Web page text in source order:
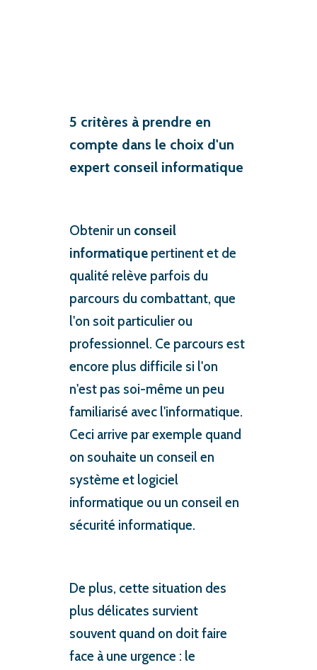
5 critères à prendre en
compte dans le choix d'un
expert conseil informatique
Obtenir un conseil
informatique pertinent et de
qualité relève parfois du
parcours du combattant, que
l'on soit particulier ou
professionnel. Ce parcours est
encore plus difficile si l'on
n'est pas soi-même un peu
familiarisé avec l'informatique.
Ceci arrive par exemple quand
on souhaite un conseil en
système et logiciel
informatique ou un conseil en
sécurité informatique.
De plus, cette situation des
plus délicates survient
souvent quand on doit faire
face à une urgence : le